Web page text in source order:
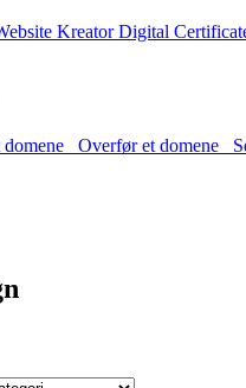
KreatorDigital
Overfør et domene